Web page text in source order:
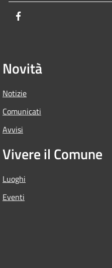
Novità
Notizie
Comunicati
Avvisi
Vivere il Comune
Luoghi
Eventi